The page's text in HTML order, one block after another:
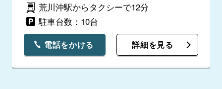
荒川沖駅からタクシーで12分
駐車台数：10台
電話をかける 詳細を見る